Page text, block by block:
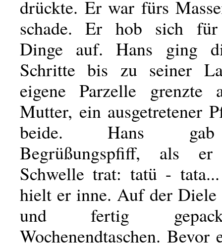
drückte. Er war fürs
schade. Er hob sich für
Dinge auf. Hans ging
Schritte bis zu seiner
eigene Parzelle
Mutter, ein ausgetretener
beide. Hans
Begrüßungspfiff, als
Schwelle trat: tatü -
hielt er inne. Auf der Diele
und fertig
Wochenendtaschen. Bevor